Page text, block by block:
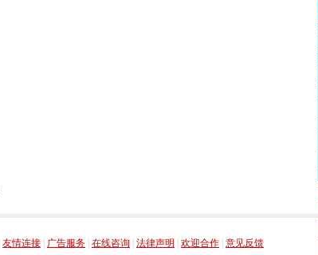
友情连接 广告服务 在线咨询 法律声明 欢迎合作 意见反馈